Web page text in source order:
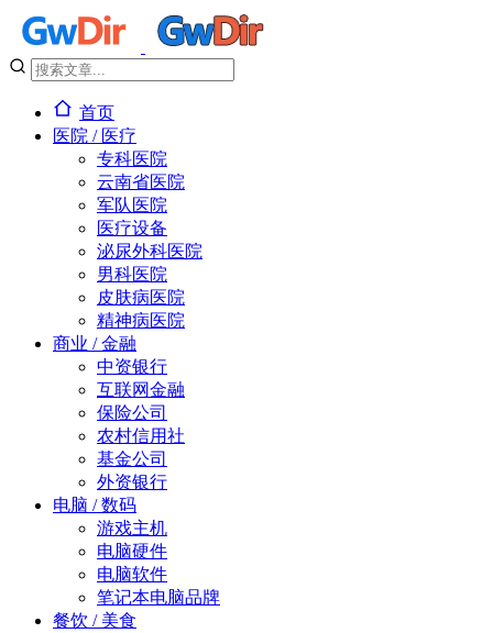
首页
医院 / 医疗
专科医院
云南省医院
军队医院
医疗设备
泌尿外科医院
男科医院
皮肤病医院
精神病医院
商业 / 金融
中资银行
互联网金融
保险公司
农村信用社
基金公司
外资银行
电脑 / 数码
游戏主机
电脑硬件
电脑软件
笔记本电脑品牌
餐饮 / 美食